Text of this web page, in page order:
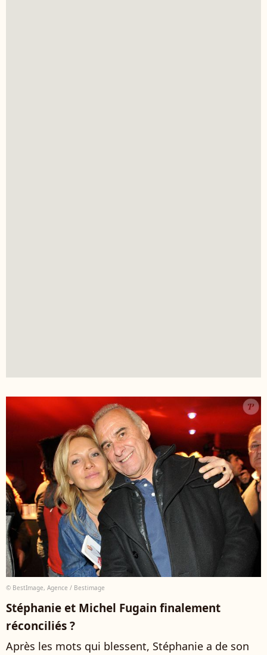
© BestImage, Agence / Bestimage
Stéphanie et Michel Fugain finalement
réconciliés ?
Après les mots qui blessent, Stéphanie a de son